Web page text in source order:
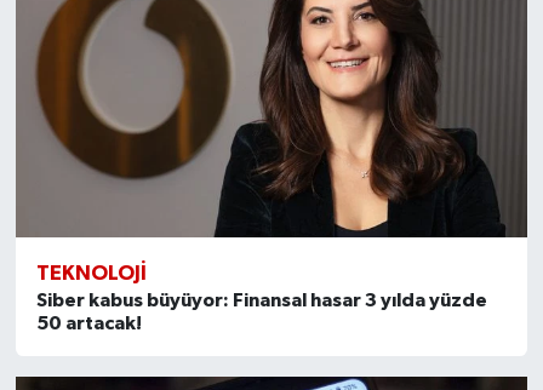
TEKNOLOJI
Siber kabus büyüyor: Finansal hasar 3 yılda yüzde
50 artacak!